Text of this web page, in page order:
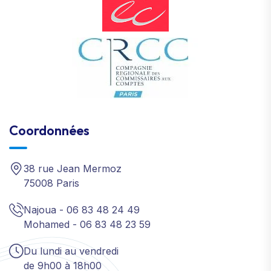
Coordonnées
38 rue Jean Mermoz
75008 Paris
Najoua - 06 83 48 24 49
Mohamed - 06 83 48 23 59
Du lundi au vendredi
de 9h00 à 18h00